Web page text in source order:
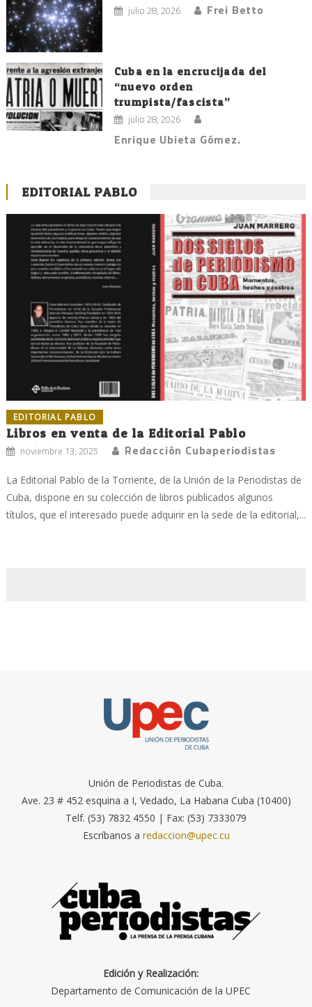
julio 28, 2026 Frei Betto
Cuba en la encrucijada del
“nuevo orden
trumpista/fascista”
julio 28, 2026
Enrique Ubieta Gómez.
EDITORIAL PABLO
EDITORIAL PABLO
Libros en venta de la Editorial Pablo
noviembre 13, 2025 Redacción Cubaperiodistas
La Editorial Pablo de la Torriente, de la Unión de la Periodistas de
Cuba, dispone en su colección de libros publicados algunos
títulos, que el interesado puede adquirir en la sede de la editorial,...
Unión de Periodistas de Cuba.
Ave. 23 # 452 esquina a I, Vedado, La Habana Cuba (10400)
Telf. (53) 7832 4550 | Fax: (53) 7333079
Escríbanos a redaccion@upec.cu
Edición y Realización:
Departamento de Comunicación de la UPEC